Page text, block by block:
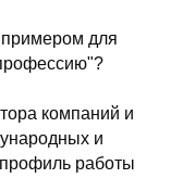
примером для
компаний и
и
работы